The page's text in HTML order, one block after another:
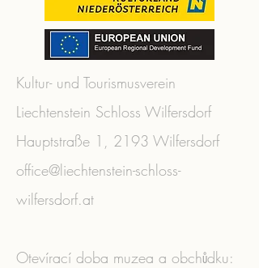
Kultur- und Tourismusverein
Liechtenstein Schloss Wilfersdorf
Hauptstraße 1, 2193 Wilfersdorf
office@liechtenstein-schloss-
wilfersdorf.at
Otevírací doba muzea a obchůdku: